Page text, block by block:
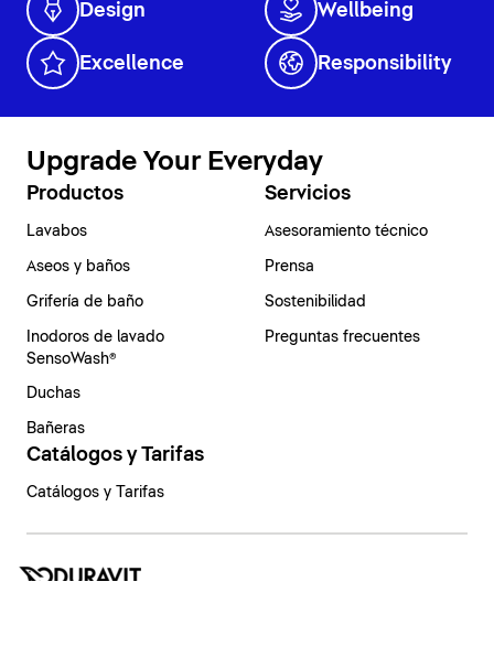
Design Wellbeing
Excellence Responsibility
Upgrade Your Everyday
Productos
Lavabos
Aseos y baños
Grifería de baño
Inodoros de lavado
SensoWash®
Duchas
Bañeras
Servicios
Asesoramiento técnico
Prensa
Sostenibilidad
Preguntas frecuentes
Catálogos y Tarifas
Catálogos y Tarifas